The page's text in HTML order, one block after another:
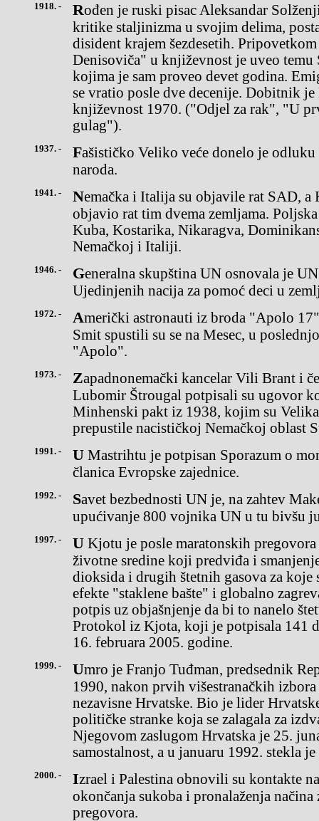
1918. - Rođen je ruski pisac Aleksandar Solženjicin, koji je zbog oštre
kritike staljinizma u svojim delima,
disident krajem šezdesetih.
Denisoviča" u književnost je uveo
kojima je sam proveo devet godina.
se vratio posle dve decenije. Dobitnik je
književnost 1970. ("Odjel za rak", "U
gulag").
1937. - Fašističko Veliko veće donelo je odluku da se Italija povuče iz Lige
naroda.
1941. - Nemačka i Italija su objavile rat SAD, a Kongres SAD je istog dana
objavio rat tim dvema zemljama.
Kuba, Kostarika, Nikaragva,
Nemačkoj i Italiji.
1946. - Generalna skupština UN osnovala je UNICEF - Međunarodni fond
Ujedinjenih nacija za pomoć deci u
1972. - Američki astronauti iz broda "Apolo 17" Eugen Kernon i Harison
Smit spustili su se na Mesec, u
"Apolo".
1973. - Zapadnonemački kancelar Vili Brant i čehoslovački premijer
Lubomir Štrougal potpisali su ugovor
Minhenski pakt iz 1938, kojim su
prepustile nacističkoj Nemačkoj oblast
1991. - U Mastrihtu je potpisan Sporazum o monetarnoj i političkoj uniji
članica Evropske zajednice.
1992. - Savet bezbednosti UN je, na zahtev Makedonije, odobrio
upućivanje 800 vojnika UN u tu bivšu
1997. - U Kjotu je posle maratonskih pregovora potpisan Protokol o zaštiti
životne sredine koji predviđa i
dioksida i drugih štetnih gasova za koje
efekte "staklene bašte" i globalno
potpis uz objašnjenje da bi to nanelo
Protokol iz Kjota, koji je potpisala 141
16. februara 2005. godine.
1999. - Umro je Franjo Tuđman, predsednik Republike Hrvatske od aprila
1990, nakon prvih višestranačkih
nezavisne Hrvatske. Bio je lider
političke stranke koja se zalagala za
Njegovom zaslugom Hrvatska je 25.
samostalnost, a u januaru 1992. stekla
2000. - Izrael i Palestina obnovili su kontakte na višem nivou u cilju
okončanja sukoba i pronalaženja
pregovora.